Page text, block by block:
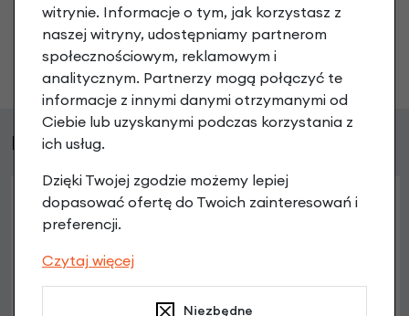
Zadaj pytanie
Podobne produkty
witrynie. Informacje o tym, jak korzystasz z
naszej witryny, udostępniamy partnerom
społecznościowym, reklamowym i
analitycznym. Partnerzy mogą połączyć te
informacje z innymi danymi otrzymanymi od
Ciebie lub uzyskanymi podczas korzystania z
ich usług.
Dzięki Twojej zgodzie możemy lepiej
dopasować ofertę do Twoich zainteresowań i
preferencji.
Czytaj więcej
Niezbędne